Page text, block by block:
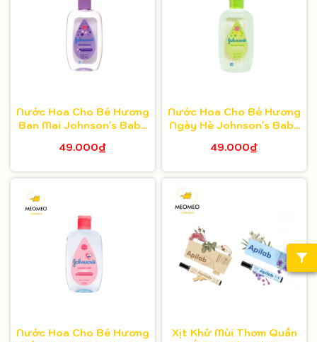
Nước Hoa Cho Bé Hương
Ban Mai Johnson's Baby
49.000₫
Nước Hoa Cho Bé Hương
Ngày Hè Johnson's Baby
49.000₫
Nước Hoa Cho Bé Hương
Xịt Khử Mùi Thơm Quần